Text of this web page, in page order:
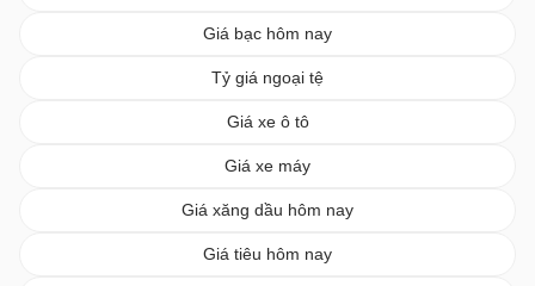
Giá bạc hôm nay
Tỷ giá ngoại tệ
Giá xe ô tô
Giá xe máy
Giá xăng dầu hôm nay
Giá tiêu hôm nay